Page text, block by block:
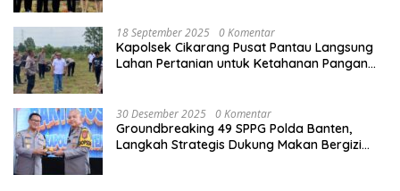
18 September 2025 0 Komentar
Kapolsek Cikarang Pusat Pantau Langsung
Lahan Pertanian untuk Ketahanan Pangan
30 Desember 2025 0 Komentar
Groundbreaking 49 SPPG Polda Banten,
Langkah Strategis Dukung Makan Bergizi